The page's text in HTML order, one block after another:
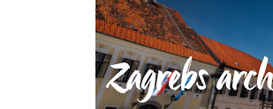
Zagrebs